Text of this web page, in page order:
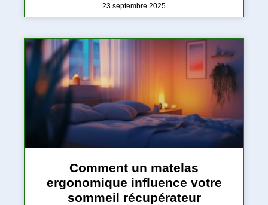
23 septembre 2025
Comment un matelas
ergonomique influence votre
sommeil récupérateur